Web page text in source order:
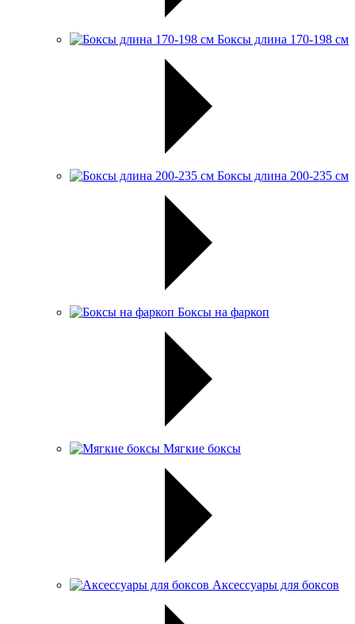
Боксы длина 170-198 см
Боксы длина 200-235 см
Боксы на фаркоп
Мягкие боксы
Аксессуары для боксов